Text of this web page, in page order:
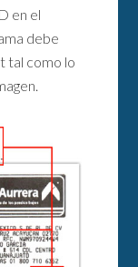
en el
debe
tal como lo